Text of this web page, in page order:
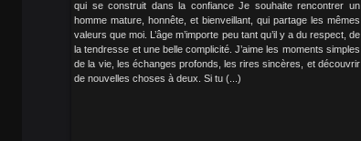
qui se construit dans la confiance Je souhaite rencontrer un
homme mature, honnête, et bienveillant, qui partage les mêmes
valeurs que moi. L’âge m’importe peu tant qu’il y a du respect, de
la tendresse et une belle complicité. J’aime les moments simples
de la vie, les échanges profonds, les rires sincères, et découvrir
de nouvelles choses à deux. Si tu (...)